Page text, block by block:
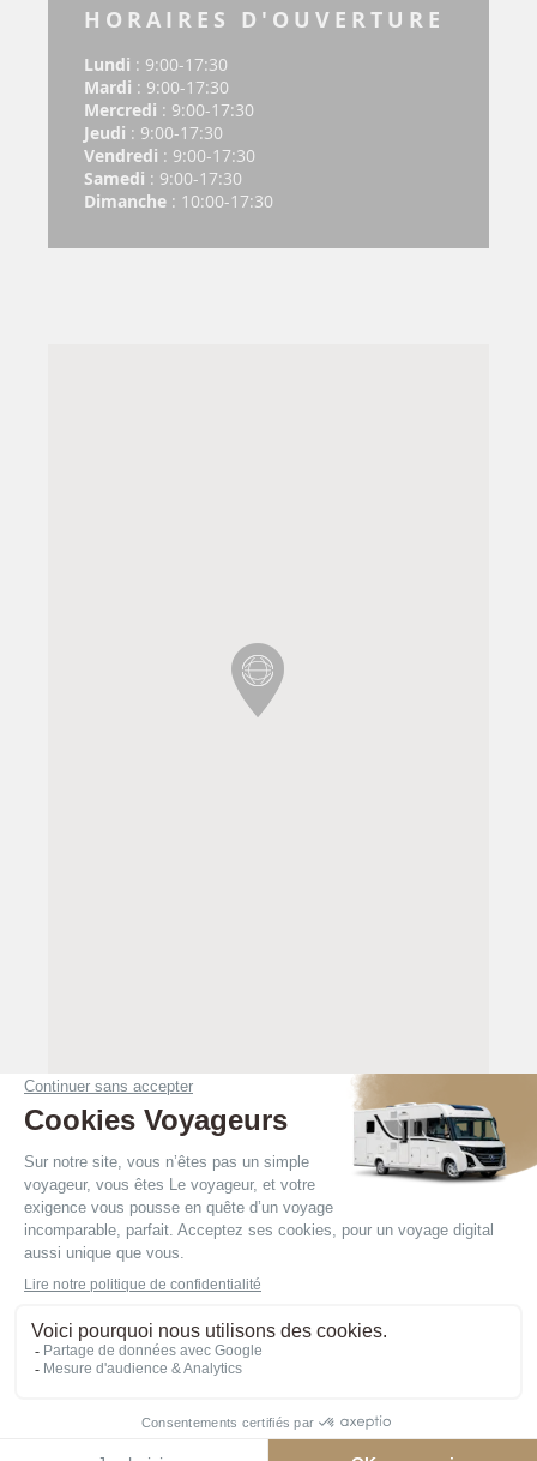
HORAIRES D'OUVERTURE
Lundi : 9:00-17:30
Mardi : 9:00-17:30
Mercredi : 9:00-17:30
Jeudi : 9:00-17:30
Vendredi : 9:00-17:30
Samedi : 9:00-17:30
Dimanche : 10:00-17:30
Retour à la recherche
PLAN DU SITE
© 2026 LE VOYAGEUR ALL RIGHTS
SUIVEZ-NOUS SUR FACEBOOK